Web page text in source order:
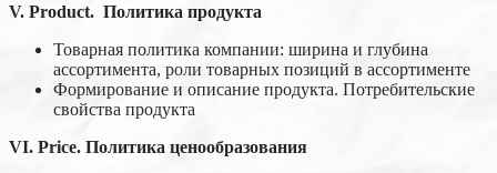
V. Product. Политика продукта
Товарная политика компании: ширина и глубина
ассортимента, роли товарных позиций в ассортименте
Формирование и описание продукта. Потребительские
свойства продукта
VI. Price. Политика ценообразования